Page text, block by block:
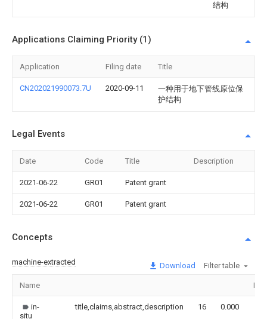
结构
Applications Claiming Priority (1)
Application Filing date Title
CN202021990073.7U 2020-09-11
一种用于地下管线原位保
护结构
Legal Events
Date Code Title Description
2021-06-22 GR01 Patent grant
2021-06-22 GR01 Patent grant
Concepts
machine-extracted Download Filter table
Name
in-
situ
title,claims,abstract,description 16 0.000